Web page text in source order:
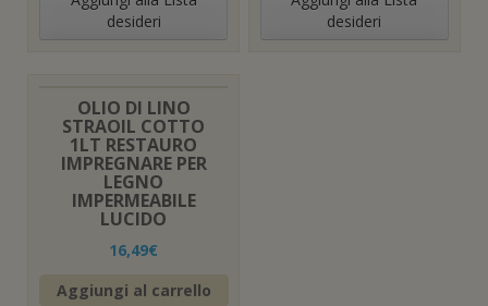
desideri
desideri
OLIO DI LINO
STRAOIL COTTO
1LT RESTAURO
IMPREGNARE PER
LEGNO
IMPERMEABILE
LUCIDO
16,49€
Aggiungi al carrello